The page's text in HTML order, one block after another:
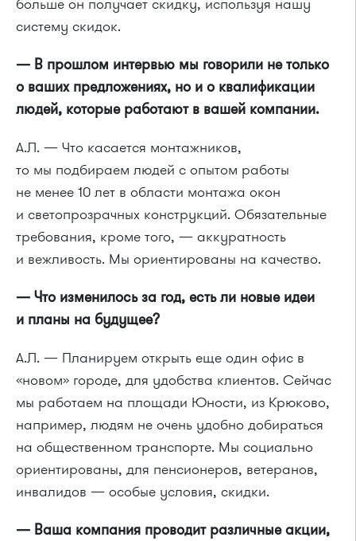
больше он получает скидку, используя нашу
систему скидок.
— В прошлом интервью мы говорили не только
о ваших предложениях, но и о квалификации
людей, которые работают в вашей компании.
А.Л. — Что касается монтажников,
то мы подбираем людей с опытом работы
не менее 10 лет в области монтажа окон
и светопрозрачных конструкций. Обязательные
требования, кроме того, — аккуратность
и вежливость. Мы ориентированы на качество.
— Что изменилось за год, есть ли новые идеи
и планы на будущее?
А.Л. — Планируем открыть еще один офис в
«новом» городе, для удобства клиентов. Сейчас
мы работаем на площади Юности, из Крюково,
например, людям не очень удобно добираться
на общественном транспорте. Мы социально
ориентированы, для пенсионеров, ветеранов,
инвалидов — особые условия, скидки.
— Ваша компания проводит различные акции,